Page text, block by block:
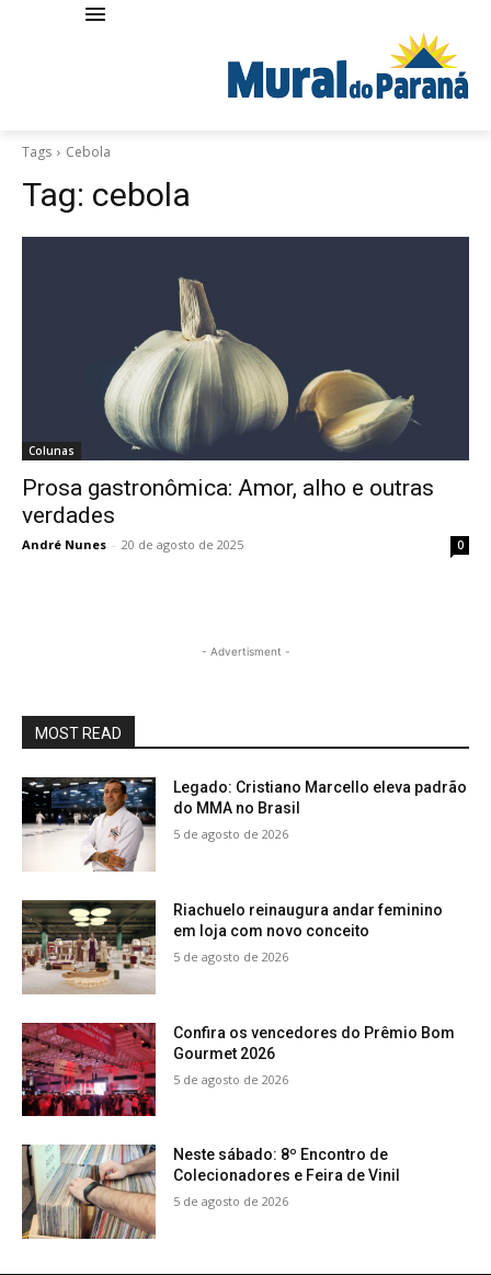
Tags Cebola
Tag: cebola
Colunas
Prosa gastronômica: Amor, alho e outras
verdades
André Nunes - 20 de agosto de 2025 0
- Advertisment -
MOST READ
Legado: Cristiano Marcello eleva padrão
do MMA no Brasil
5 de agosto de 2026
Riachuelo reinaugura andar feminino
em loja com novo conceito
5 de agosto de 2026
Confira os vencedores do Prêmio Bom
Gourmet 2026
5 de agosto de 2026
Neste sábado: 8º Encontro de
Colecionadores e Feira de Vinil
5 de agosto de 2026